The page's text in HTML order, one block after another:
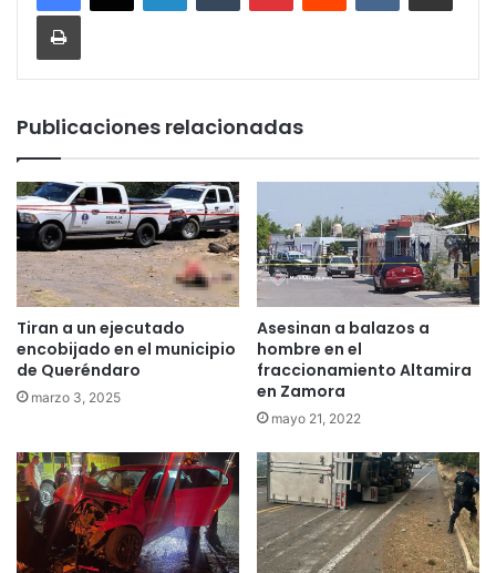
Imprimir
Publicaciones relacionadas
Tiran a un ejecutado
encobijado en el municipio
de Queréndaro
marzo 3, 2025
Asesinan a balazos a
hombre en el
fraccionamiento Altamira
en Zamora
mayo 21, 2022